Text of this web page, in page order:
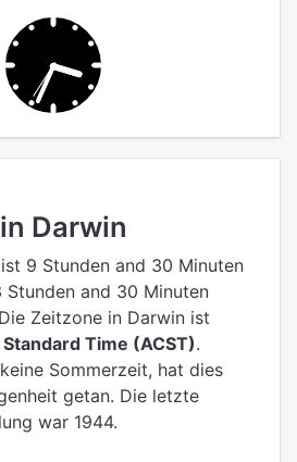
Darwin
ist 9 Stunden and 30 Minuten
Stunden and 30 Minuten
Die Zeitzone in Darwin ist
Time (ACST).
Sommerzeit, hat dies
getan. Die letzte
war 1944.